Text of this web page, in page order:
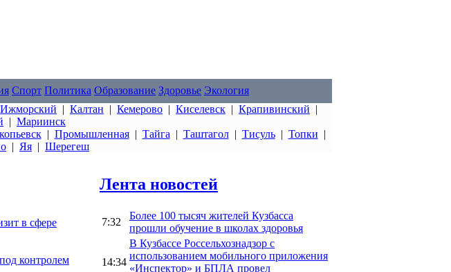
Спорт Политика Образование Здоровье Экология
Ижморский | Калтан | Кемерово | Киселевск | Крапивинский |
| Мариинск
| Промышленная| Тайга | Таштагол| Тисуль| Топки |
| Яя | Шерегеш
в сфере
контролем
Лента новостей
7:32
Более 100 тысяч жителей Кузбасса
прошли обучение в школах здоровья
14:34
В Кузбассе Россельхознадзор с
использованием мобильного приложения
«Инспектор» и БПЛА провел